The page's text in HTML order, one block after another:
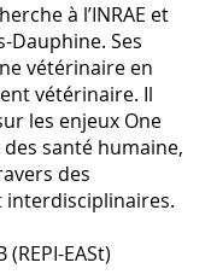
à l’INRAE et
Dauphine. Ses
vétérinaire en
vétérinaire. Il
les enjeux One
santé humaine,
des
interdisciplinaires.
EASt)